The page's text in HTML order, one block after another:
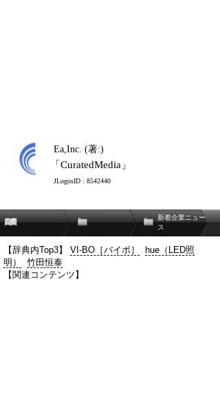
Ea,Inc. (著:)
「CuratedMedia」
JLogosID : 8542440
新着企業ニュー
ス
【辞典内Top3】 VI-BO［バイボ］
hue（LED照
明）
竹田恒泰
【関連コンテンツ】